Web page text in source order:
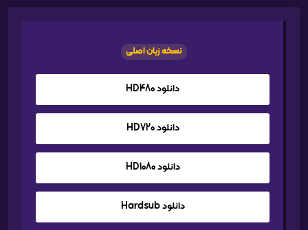
نسخه زبان اصلی
دانلود HD480
دانلود HD720
دانلود HD1080
دانلود Hardsub